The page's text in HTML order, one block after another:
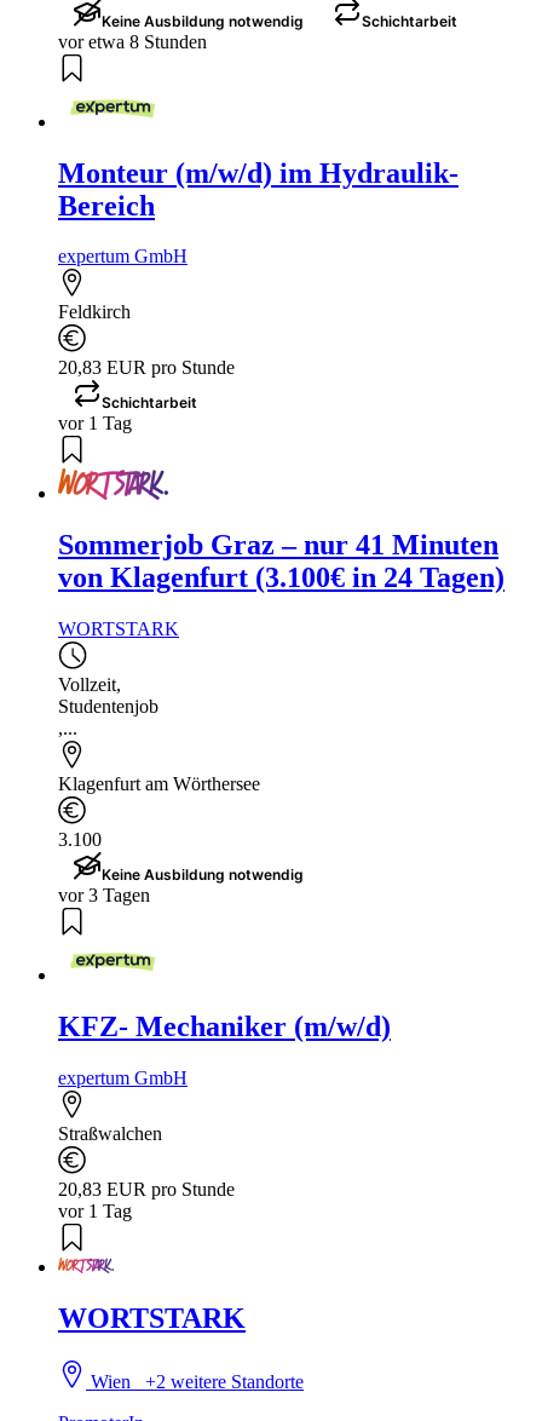
Keine Ausbildung notwendig Schichtarbeit
vor etwa 8 Stunden
Monteur (m/w/d) im Hydraulik-
Bereich
expertum GmbH
Feldkirch
20,83 EUR pro Stunde
Schichtarbeit
vor 1 Tag
Sommerjob Graz – nur 41 Minuten
von Klagenfurt (3.100€ in 24 Tagen)
WORTSTARK
Vollzeit,
Studentenjob
,...
Klagenfurt am Wörthersee
3.100
Keine Ausbildung notwendig
vor 3 Tagen
KFZ- Mechaniker (m/w/d)
expertum GmbH
Straßwalchen
20,83 EUR pro Stunde
vor 1 Tag
WORTSTARK
Wien+2 weitere Standorte